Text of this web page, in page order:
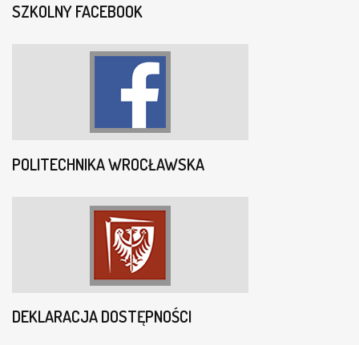
SZKOLNY FACEBOOK
POLITECHNIKA WROCŁAWSKA
DEKLARACJA DOSTĘPNOŚCI